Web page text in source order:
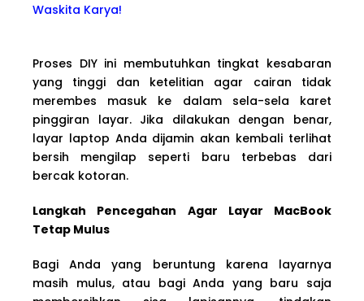
Waskita Karya!
Proses DIY ini membutuhkan tingkat kesabaran
yang tinggi dan ketelitian agar cairan tidak
merembes masuk ke dalam sela-sela karet
pinggiran layar. Jika dilakukan dengan benar,
layar laptop Anda dijamin akan kembali terlihat
bersih mengilap seperti baru terbebas dari
bercak kotoran.
Langkah Pencegahan Agar Layar MacBook
Tetap Mulus
Bagi Anda yang beruntung karena layarnya
masih mulus, atau bagi Anda yang baru saja